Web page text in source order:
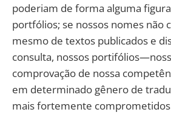
poderiam de forma alguma
portfólios; se nossos nomes não
mesmo de textos publicados e
consulta, nossos
comprovação de nossa
em determinado gênero de
mais fortemente